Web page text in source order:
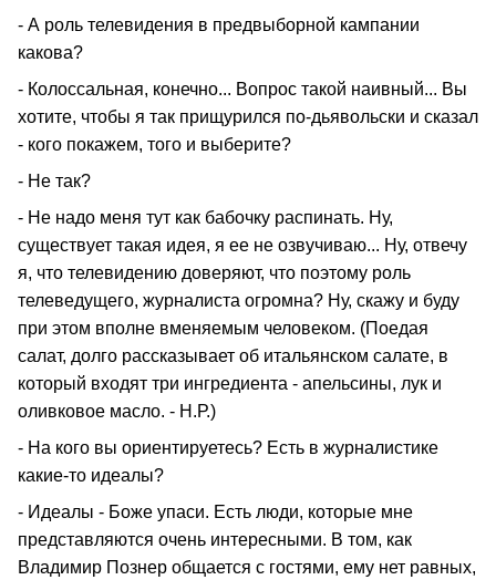
- А роль телевидения в предвыборной кампании
какова?
- Колоссальная, конечно... Вопрос такой наивный... Вы
хотите, чтобы я так прищурился по-дьявольски и сказал
- кого покажем, того и выберите?
- Не так?
- Не надо меня тут как бабочку распинать. Ну,
существует такая идея, я ее не озвучиваю... Ну, отвечу
я, что телевидению доверяют, что поэтому роль
телеведущего, журналиста огромна? Ну, скажу и буду
при этом вполне вменяемым человеком. (Поедая
салат, долго рассказывает об итальянском салате, в
который входят три ингредиента - апельсины, лук и
оливковое масло. - Н.Р.)
- На кого вы ориентируетесь? Есть в журналистике
какие-то идеалы?
- Идеалы - Боже упаси. Есть люди, которые мне
представляются очень интересными. В том, как
Владимир Познер общается с гостями, ему нет равных,